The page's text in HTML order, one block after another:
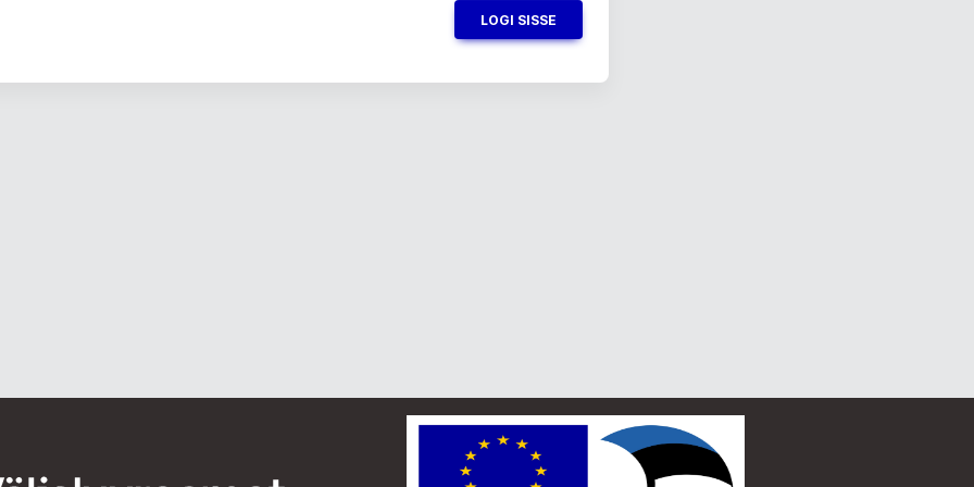
LOGI SISSE